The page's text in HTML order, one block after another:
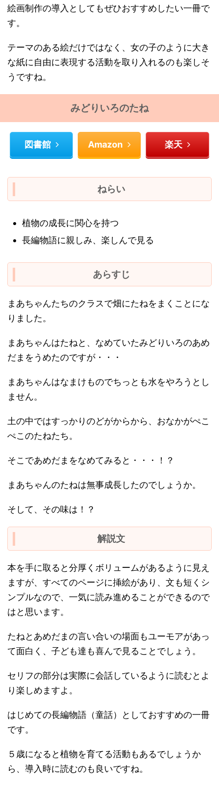
絵画制作の導入としてもぜひおすすめしたい一冊で
す。
テーマのある絵だけではなく、女の子のように大き
な紙に自由に表現する活動を取り入れるのも楽しそ
うですね。
みどりいろのたね
図書館 Amazon 楽天
ねらい
植物の成長に関心を持つ
長編物語に親しみ、楽しんで見る
あらすじ
まあちゃんたちのクラスで畑にたねをまくことにな
りました。
まあちゃんはたねと、なめていたみどりいろのあめ
だまをうめたのですが・・・
まあちゃんはなまけものでちっとも水をやろうとし
ません。
土の中ではすっかりのどがからから、おなかがぺこ
ぺこのたねたち。
そこであめだまをなめてみると・・・！？
まあちゃんのたねは無事成長したのでしょうか。
そして、その味は！？
解説文
本を手に取ると分厚くボリュームがあるように見え
ますが、すべてのページに挿絵があり、文も短くシ
ンプルなので、一気に読み進めることができるので
はと思います。
たねとあめだまの言い合いの場面もユーモアがあっ
て面白く、子ども達も喜んで見ることでしょう。
セリフの部分は実際に会話しているように読むとよ
り楽しめますよ。
はじめての長編物語（童話）としておすすめの一冊
です。
５歳になると植物を育てる活動もあるでしょうか
ら、導入時に読むのも良いですね。